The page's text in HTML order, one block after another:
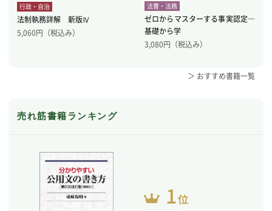
行政・自治
法制執務詳解 新版Ⅳ
5,060円（税込み）
法曹・法務
ゼロからマスターする事実認定―
基礎から学
3,080円（税込み）
＞ おすすめ書籍一覧
売れ筋書籍ランキング